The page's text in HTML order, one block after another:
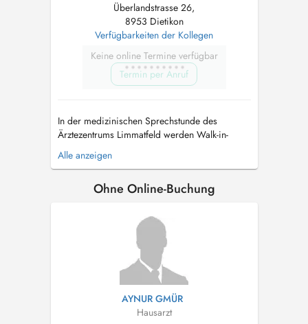
Überlandstrasse 26,
8953 Dietikon
Verfügbarkeiten der Kollegen
Keine online Termine verfügbar
Termin per Anruf
In der medizinischen Sprechstunde des
Ärztezentrums Limmatfeld werden Walk-in-
Patienten sowie auch Patienten welche uns als
Hausarzt aufsuchen behandelt. Im Rahmen der
ein breites medizinisches Leistungsangebot im
Alle anzeigen
Ohne Online-Buchung
AYNUR GMÜR
Hausarzt